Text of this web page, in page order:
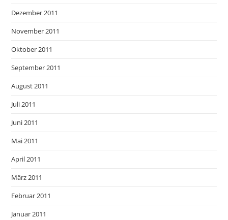
Dezember 2011
November 2011
Oktober 2011
September 2011
August 2011
Juli 2011
Juni 2011
Mai 2011
April 2011
März 2011
Februar 2011
Januar 2011